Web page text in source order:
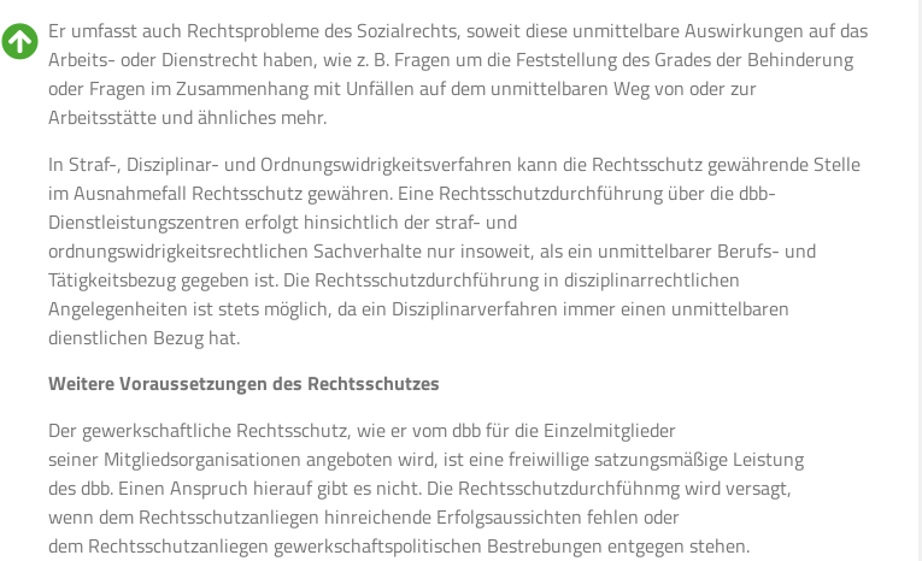
Er umfasst auch Rechtsprobleme des Sozialrechts, soweit diese unmittelbare Auswirkungen auf das
Arbeits- oder Dienstrecht haben, wie z. B. Fragen um die Feststellung des Grades der Behinderung
oder Fragen im Zusammenhang mit Unfällen auf dem unmittelbaren Weg von oder zur
Arbeitsstätte und ähnliches mehr.
In Straf-, Disziplinar- und Ordnungswidrigkeitsverfahren kann die Rechtsschutz gewährende Stelle
im Ausnahmefall Rechtsschutz gewähren. Eine Rechtsschutzdurchführung über die dbb-
Dienstleistungszentren erfolgt hinsichtlich der straf- und
ordnungswidrigkeitsrechtlichen Sachverhalte nur insoweit, als ein unmittelbarer Berufs- und
Tätigkeitsbezug gegeben ist. Die Rechtsschutzdurchführung in disziplinarrechtlichen
Angelegenheiten ist stets möglich, da ein Disziplinarverfahren immer einen unmittelbaren
dienstlichen Bezug hat.
Weitere Voraussetzungen des Rechtsschutzes
Der gewerkschaftliche Rechtsschutz, wie er vom dbb für die Einzelmitglieder
seiner Mitgliedsorganisationen angeboten wird, ist eine freiwillige satzungsmäßige Leistung
des dbb. Einen Anspruch hierauf gibt es nicht. Die Rechtsschutzdurchfühnmg wird versagt,
wenn dem Rechtsschutzanliegen hinreichende Erfolgsaussichten fehlen oder
dem Rechtsschutzanliegen gewerkschaftspolitischen Bestrebungen entgegen stehen.